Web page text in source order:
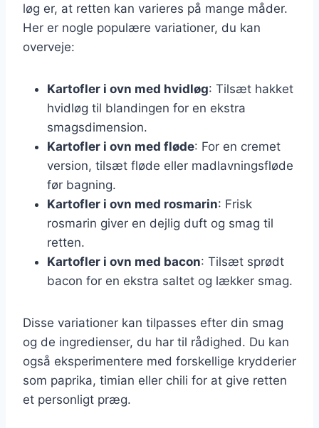
løg er, at retten kan varieres på mange måder.
Her er nogle populære variationer, du kan
overveje:
Kartofler i ovn med hvidløg: Tilsæt hakket
hvidløg til blandingen for en ekstra
smagsdimension.
Kartofler i ovn med fløde: For en cremet
version, tilsæt fløde eller madlavningsfløde
før bagning.
Kartofler i ovn med rosmarin: Frisk
rosmarin giver en dejlig duft og smag til
retten.
Kartofler i ovn med bacon: Tilsæt sprødt
bacon for en ekstra saltet og lækker smag.
Disse variationer kan tilpasses efter din smag
og de ingredienser, du har til rådighed. Du kan
også eksperimentere med forskellige krydderier
som paprika, timian eller chili for at give retten
et personligt præg.